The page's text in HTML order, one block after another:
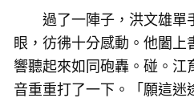
過了一陣子，洪文雄單
眼，彷彿十分感動。他闔上
響聽起來如同砲轟。碰。江
音重重打了一下。「願這迷